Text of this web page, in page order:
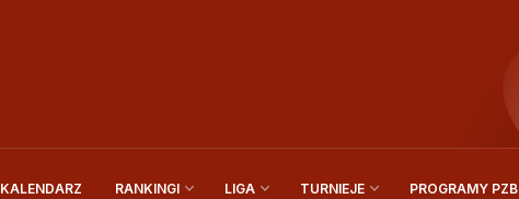
KALENDARZ RANKINGI LIGA TURNIEJE PROGRAMY